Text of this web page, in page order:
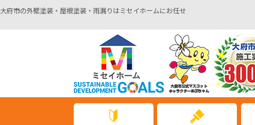
大府市の外壁塗装・屋根塗装・雨漏りはミセイホームにお任せ